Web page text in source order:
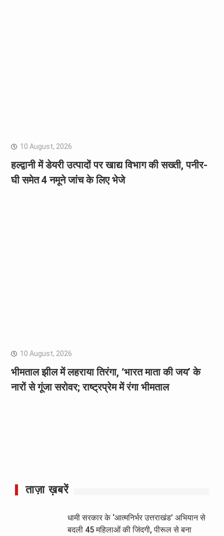
10 August, 2026
हल्द्वानी में डेयरी उत्पादों पर खाद्य विभाग की सख्ती, पनीर-
घी समेत 4 नमूने जांच के लिए भेजे
10 August, 2026
भीमताल झील में लहराया तिरंगा, ‘भारत माता की जय’ के
नारों से गूंजा सरोवर; राष्ट्रप्रेम में रंगा भीमताल
ताज़ा ख़बरें
धामी सरकार के ‘आत्मनिर्भर उत्तराखंड’ अभियान से
बदली 45 महिलाओं की जिंदगी, पीरूल से बना